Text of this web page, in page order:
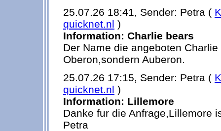
25.07.26 18:41, Sender: Petra (
quicknet.nl )
Information: Charlie bears
Der Name die angeboten
Oberon,sondern Auberon.
25.07.26 17:15, Sender: Petra (
quicknet.nl )
Information: Lillemore
Danke fur die Anfrage,Lillemore
Petra